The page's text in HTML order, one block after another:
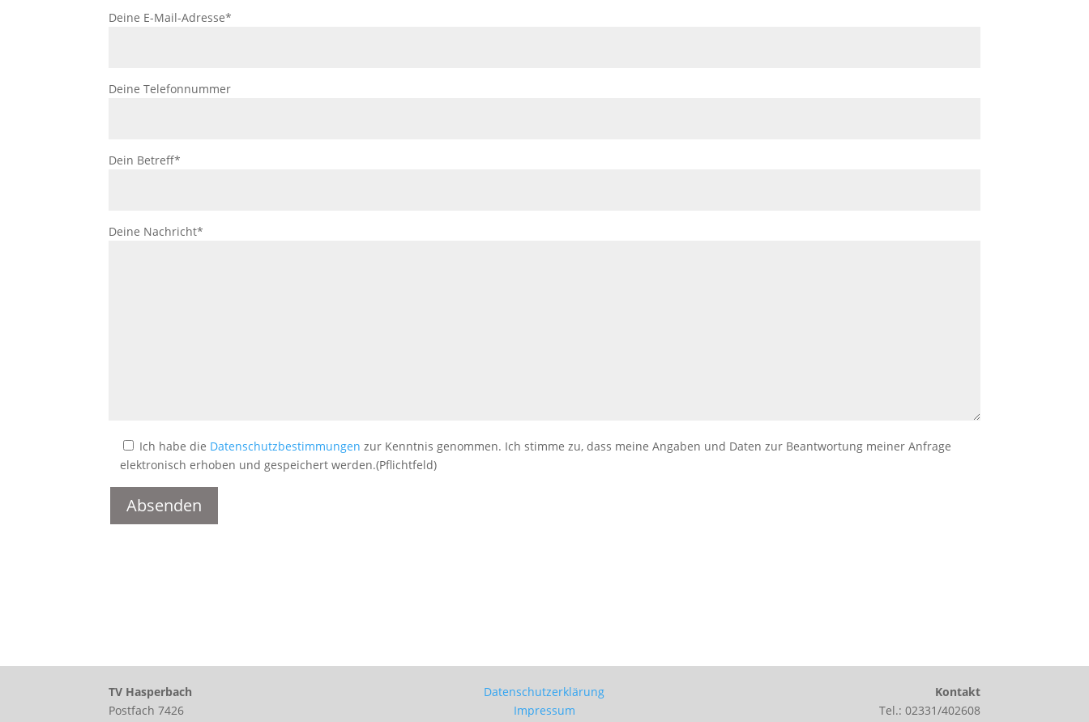
Deine E-Mail-Adresse*
Deine Telefonnummer
Dein Betreff*
Deine Nachricht*
Ich habe die Datenschutzbestimmungen zur Kenntnis genommen. Ich stimme zu, dass meine Angaben und Daten zur Beantwortung meiner Anfrage
elektronisch erhoben und gespeichert werden.(Pflichtfeld)
TV Hasperbach
Postfach 7426
Datenschutzerklärung
Impressum
Kontakt
Tel.: 02331/402608